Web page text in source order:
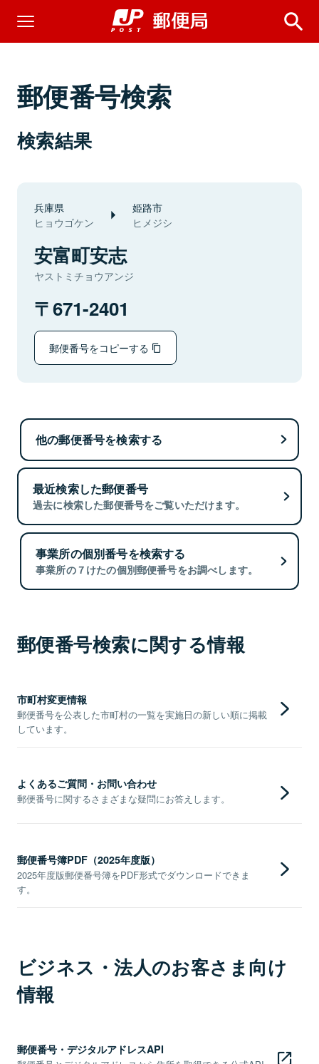
郵便番号検索
検索結果
兵庫県
ヒョウゴケン
姫路市
ヒメジシ
安富町安志
ヤストミチョウアンジ
671-2401
郵便番号をコピーする
他の郵便番号を検索する
最近検索した郵便番号
過去に検索した郵便番号をご覧いただけます。
事業所の個別番号を検索する
事業所の７けたの個別郵便番号をお調べします。
郵便番号検索に関する情報
市町村変更情報
郵便番号を公表した市町村の一覧を実施日の新しい順に掲載
しています。
よくあるご質問・お問い合わせ
郵便番号に関するさまざまな疑問にお答えします。
郵便番号簿PDF（2025年度版）
2025年度版郵便番号簿をPDF形式でダウンロードできま
す。
ビジネス・法人のお客さま向け
情報
郵便番号・デジタルアドレスAPI